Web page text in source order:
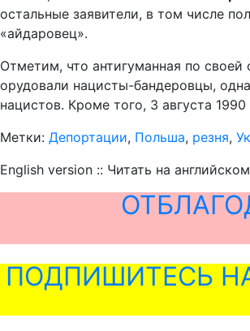
остальные заявители, в том числе
«айдаровец».
Отметим, что антигуманная по
орудовали нацисты-бандеровцы,
нацистов. Кроме того, 3 августа
Метки: Депортации, Польша, резня,
English version :: Читать на английском
ПОДПИШИТЕСЬ